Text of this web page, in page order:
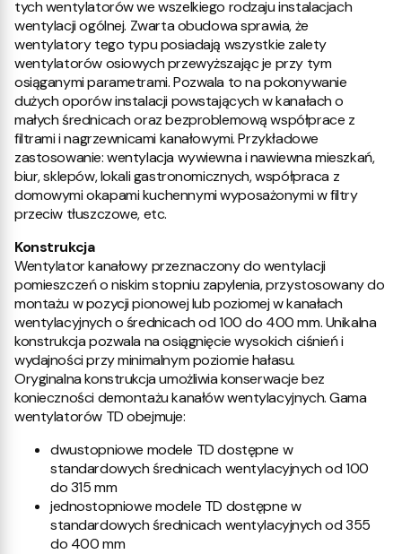
tych wentylatorów we wszelkiego rodzaju instalacjach
wentylacji ogólnej. Zwarta obudowa sprawia, że
wentylatory tego typu posiadają wszystkie zalety
wentylatorów osiowych przewyższając je przy tym
osiąganymi parametrami. Pozwala to na pokonywanie
dużych oporów instalacji powstających w kanałach o
małych średnicach oraz bezproblemową współprace z
filtrami i nagrzewnicami kanałowymi. Przykładowe
zastosowanie: wentylacja wywiewna i nawiewna mieszkań,
biur, sklepów, lokali gastronomicznych, współpraca z
domowymi okapami kuchennymi wyposażonymi w filtry
przeciw tłuszczowe, etc.
Konstrukcja
Wentylator kanałowy przeznaczony do wentylacji
pomieszczeń o niskim stopniu zapylenia, przystosowany do
montażu w pozycji pionowej lub poziomej w kanałach
wentylacyjnych o średnicach od 100 do 400 mm. Unikalna
konstrukcja pozwala na osiągnięcie wysokich ciśnień i
wydajności przy minimalnym poziomie hałasu.
Oryginalna konstrukcja umożliwia konserwacje bez
konieczności demontażu kanałów wentylacyjnych. Gama
wentylatorów TD obejmuje:
dwustopniowe modele TD dostępne w
standardowych średnicach wentylacyjnych od 100
do 315 mm
jednostopniowe modele TD dostępne w
standardowych średnicach wentylacyjnych od 355
do 400 mm